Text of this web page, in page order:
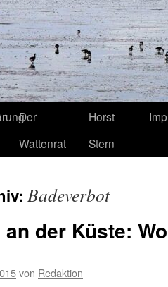
Der
Wattenrat
Horst
Stern
Badeverbot
der Küste:
von Redaktion